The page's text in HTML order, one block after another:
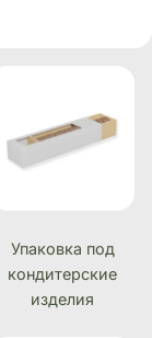
Упаковка под
кондитерские
изделия